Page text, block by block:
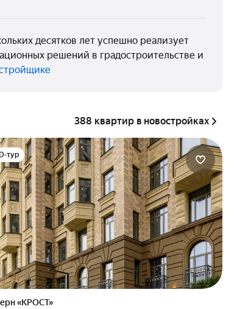
десятков лет успешно реализует
решений в градостроительстве и
388 квартир в новостройках
тур
«КРОСТ»